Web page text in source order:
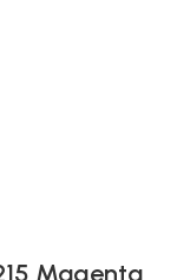
Magenta